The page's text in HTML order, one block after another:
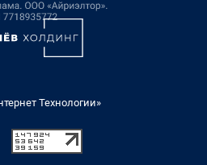
Технологии»